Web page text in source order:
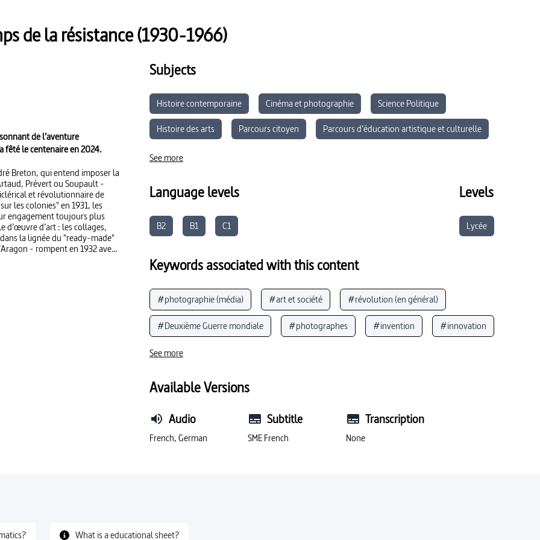
de la résistance (1930-1966)
de l’aventure
fêté le centenaire en 2024.
Breton, qui entend imposer la
Prévert ou Soupault -
et révolutionnaire de
les colonies" en 1931, les
engagement toujours plus
d’œuvre d’art : les collages,
la lignée du "ready-made"
- rompent en 1932 avec
forger d’autres mythes que
où l’existentialisme règne
public, mais sont raillées par
et de poètes.
Subjects
Histoire contemporaine Cinéma et photographie
Science Politique
Histoire des arts
Parcours citoyen
Parcours d’éducation artistique et culturelle
Enseignement Moral et Civique
See more
Language levels
B2 B1 C1
Levels
Lycée
Keywords associated with this content
#photographie (média) #art et société #révolution (en général)
#Deuxième Guerre mondiale #photographes #invention #innovation
#surréalisme (art)
#stalinisme
#exil #colonialisme #poésie (littérature)
See more
Available Versions
Audio
French, German
Subtitle
SME French
Transcription
None
What is a educational sheet?